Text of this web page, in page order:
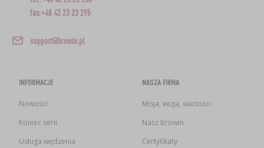
fax:+48 42 23 23 295
support@browin.pl
INFORMACJE
Nowości
Koniec serii
Usługa wędzenia
NASZA FIRMA
Misja, wizja, wartości
Nasz Browin
Certyfikaty